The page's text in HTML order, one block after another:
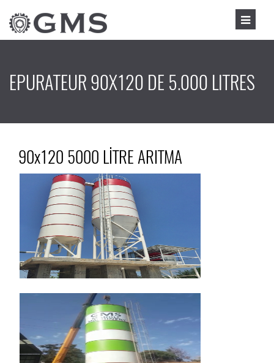
EPURATEUR 90X120 DE 5.000 LITRES
90x120 5000 LİTRE ARITMA